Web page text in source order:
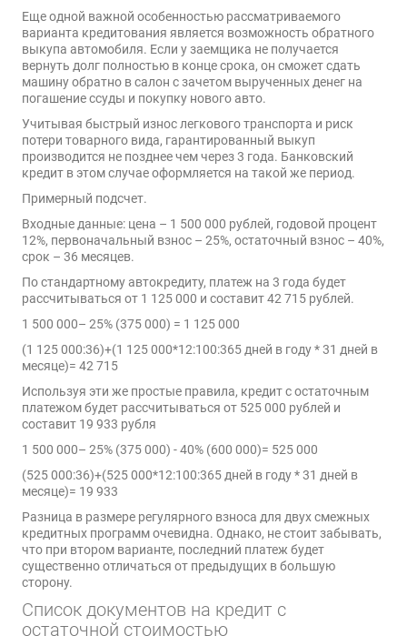
Еще одной важной особенностью рассматриваемого
варианта кредитования является возможность обратного
выкупа автомобиля. Если у заемщика не получается
вернуть долг полностью в конце срока, он сможет сдать
машину обратно в салон с зачетом вырученных денег на
погашение ссуды и покупку нового авто.
Учитывая быстрый износ легкового транспорта и риск
потери товарного вида, гарантированный выкуп
производится не позднее чем через 3 года. Банковский
кредит в этом случае оформляется на такой же период.
Примерный подсчет.
Входные данные: цена – 1 500 000 рублей, годовой процент
12%, первоначальный взнос – 25%, остаточный взнос – 40%,
срок – 36 месяцев.
По стандартному автокредиту, платеж на 3 года будет
рассчитываться от 1 125 000 и составит 42 715 рублей.
1 500 000– 25% (375 000) = 1 125 000
(1 125 000:36)+(1 125 000*12:100:365 дней в году * 31 дней в
месяце)= 42 715
Используя эти же простые правила, кредит с остаточным
платежом будет рассчитываться от 525 000 рублей и
составит 19 933 рубля
1 500 000– 25% (375 000) - 40% (600 000)= 525 000
(525 000:36)+(525 000*12:100:365 дней в году * 31 дней в
месяце)= 19 933
Разница в размере регулярного взноса для двух смежных
кредитных программ очевидна. Однако, не стоит забывать,
что при втором варианте, последний платеж будет
существенно отличаться от предыдущих в большую
сторону.
Список документов на кредит с
остаточной стоимостью